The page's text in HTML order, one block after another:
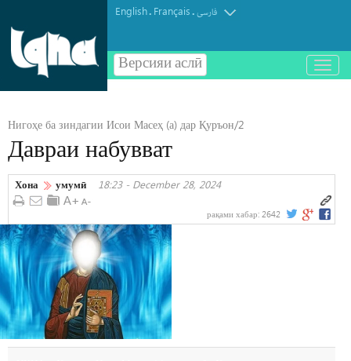
English. Français.فارسی
Версияи аслӣ
باز
و
Нигоҳе ба зиндагии Исои Масеҳ (а) дар Қуръон/2
Давраи набувват
Хона умумӣ 18:23 - December 28, 2024
рақами хабар: 2642